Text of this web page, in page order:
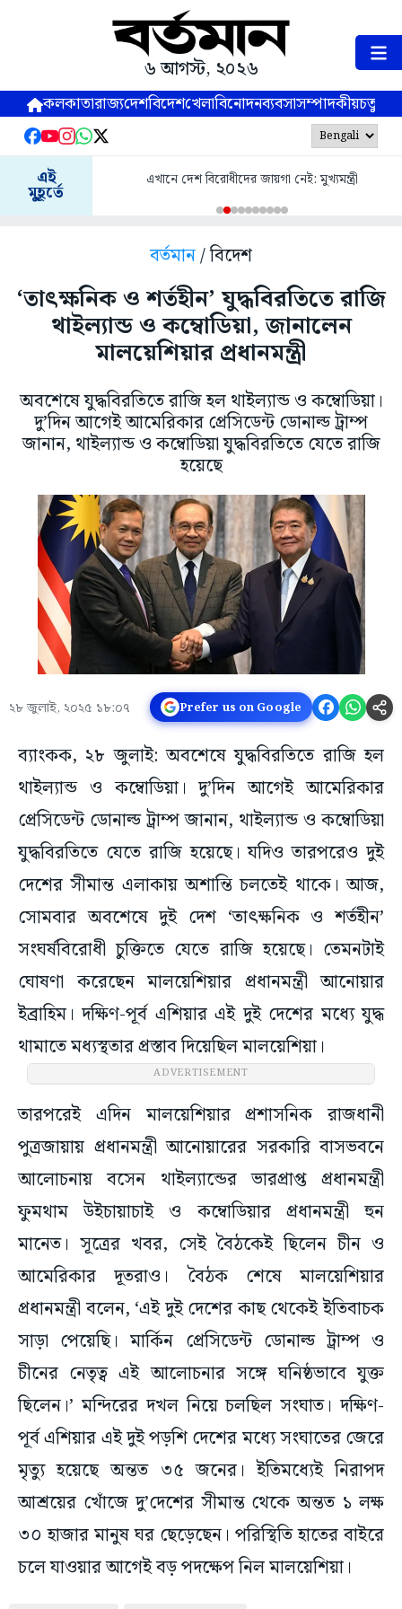
৬ আগস্ট, ২০২৬
কলকাতারাজ্যদেশবিদেশখেলাবিনোদনব্যবসাসম্পাদকীয়
এই
মুহূর্তে
এখানে দেশ বিরোধীদের জায়গা নেই: মুখ্যমন্ত্রী
বর্তমান/ বিদেশ
‘তাৎক্ষনিক ও শর্তহীন’ যুদ্ধবিরতিতে রাজি
থাইল্যান্ড ও কম্বোডিয়া, জানালেন
মালয়েশিয়ার প্রধানমন্ত্রী
অবশেষে যুদ্ধবিরতিতে রাজি হল থাইল্যান্ড ও কম্বোডিয়া।
দু’দিন আগেই আমেরিকার প্রেসিডেন্ট ডোনাল্ড ট্রাম্প
জানান, থাইল্যান্ড ও কম্বোডিয়া যুদ্ধবিরতিতে যেতে রাজি
হয়েছে
২৮ জুলাই, ২০২৫ ১৮:০৭ Prefer us on Google
ব্যাংকক, ২৮ জুলাই: অবশেষে যুদ্ধবিরতিতে রাজি হল
থাইল্যান্ড ও কম্বোডিয়া। দু’দিন আগেই আমেরিকার
প্রেসিডেন্ট ডোনাল্ড ট্রাম্প জানান, থাইল্যান্ড ও কম্বোডিয়া
যুদ্ধবিরতিতে যেতে রাজি হয়েছে। যদিও তারপরেও দুই
দেশের সীমান্ত এলাকায় অশান্তি চলতেই থাকে। আজ,
সোমবার অবশেষে দুই দেশ ‘তাৎক্ষনিক ও শর্তহীন’
সংঘর্ষবিরোধী চুক্তিতে যেতে রাজি হয়েছে। তেমনটাই
ঘোষণা করেছেন মালয়েশিয়ার প্রধানমন্ত্রী আনোয়ার
ইব্রাহিম। দক্ষিণ-পূর্ব এশিয়ার এই দুই দেশের মধ্যে যুদ্ধ
থামাতে মধ্যস্থতার প্রস্তাব দিয়েছিল মালয়েশিয়া।
ADVERTISEMENT
তারপরেই এদিন মালয়েশিয়ার প্রশাসনিক রাজধানী
পুত্রজায়ায় প্রধানমন্ত্রী আনোয়ারের সরকারি বাসভবনে
আলোচনায় বসেন থাইল্যান্ডের ভারপ্রাপ্ত প্রধানমন্ত্রী
ফুমথাম উইচায়াচাই ও কম্বোডিয়ার প্রধানমন্ত্রী হুন
মানেত। সূত্রের খবর, সেই বৈঠকেই ছিলেন চীন ও
আমেরিকার দূতরাও। বৈঠক শেষে মালয়েশিয়ার
প্রধানমন্ত্রী বলেন, ‘এই দুই দেশের কাছ থেকেই ইতিবাচক
সাড়া পেয়েছি। মার্কিন প্রেসিডেন্ট ডোনাল্ড ট্রাম্প ও
চীনের নেতৃত্ব এই আলোচনার সঙ্গে ঘনিষ্ঠভাবে যুক্ত
ছিলেন।’ মন্দিরের দখল নিয়ে চলছিল সংঘাত। দক্ষিণ-
পূর্ব এশিয়ার এই দুই পড়শি দেশের মধ্যে সংঘাতের জেরে
মৃত্যু হয়েছে অন্তত ৩৫ জনের। ইতিমধ্যেই নিরাপদ
আশ্রয়ের খোঁজে দু’দেশের সীমান্ত থেকে অন্তত ১ লক্ষ
৩০ হাজার মানুষ ঘর ছেড়েছেন। পরিস্থিতি হাতের বাইরে
চলে যাওয়ার আগেই বড় পদক্ষেপ নিল মালয়েশিয়া।